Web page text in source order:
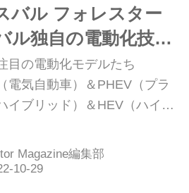
バル フォレスター
ル独自の電動化技術
＞を搭載」
目の電動化モデルたち
電気自動車）＆PHEV（プラ
イブリッド）＆HEV（ハイブ
」を紹介。2022年11月12日
ら13日（日）開催の『EV ＆
フェア in Chiba』（千葉
Magazine編集部